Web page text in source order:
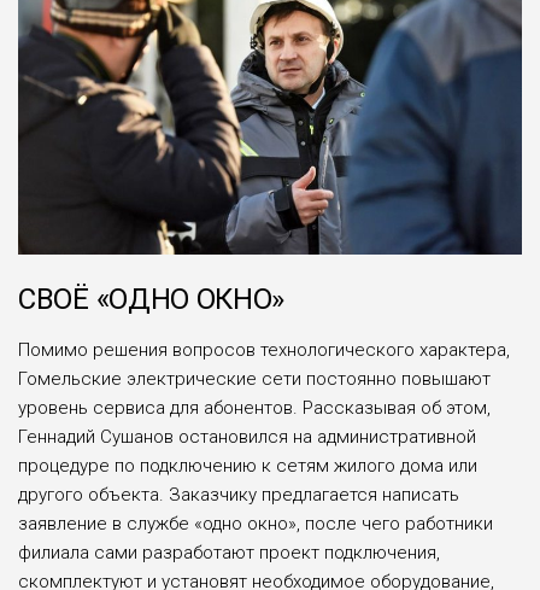
СВОЁ «ОДНО ОКНО»
Помимо решения вопросов технологического характера,
Гомельские электрические сети постоянно повышают
уровень сервиса для абонентов. Рассказывая об этом,
Геннадий Сушанов остановился на административной
процедуре по подключению к сетям жилого дома или
другого объекта. Заказчику предлагается написать
заявление в службе «одно окно», после чего работники
филиала сами разработают проект подключения,
скомплектуют и установят необходимое оборудование,